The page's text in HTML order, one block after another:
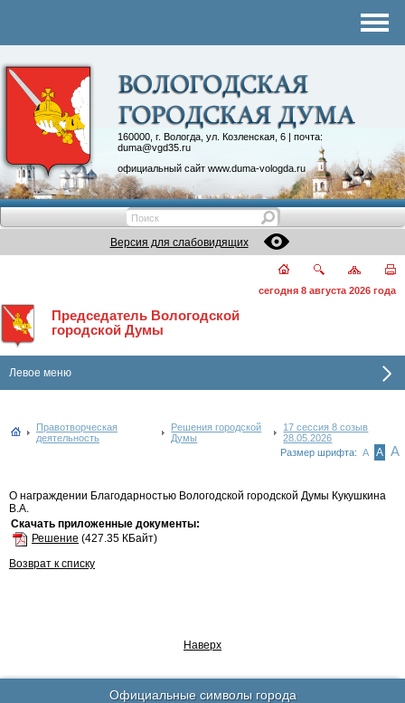
160000, г. Вологда, ул. Козленская, 6 | почта:
duma@vgd35.ru
официальный сайт www.duma-vologda.ru
Контакты
Депутатские объединения
Версия для слабовидящих
сегодня 8 августа 2026 года
Председатель Вологодской
городской Думы
Левое меню
Правотворческая
деятельность
Решения городской
Думы
17 сессия 8 созыв
28.05.2026
Размер шрифта: А А А
О награждении Благодарностью Вологодской городской Думы Кукушкина
В.А.
Скачать приложенные документы:
Решение (427.35 КБайт)
Возврат к списку
Наверх
Официальные символы города